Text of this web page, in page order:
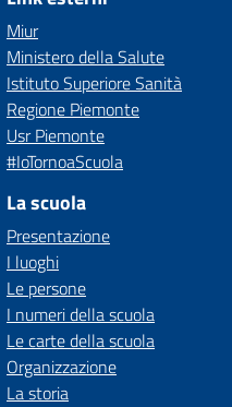
Miur
Ministero della Salute
Istituto Superiore Sanità
Regione Piemonte
Usr Piemonte
#IoTornoaScuola
La scuola
Presentazione
I luoghi
Le persone
I numeri della scuola
Le carte della scuola
Organizzazione
La storia